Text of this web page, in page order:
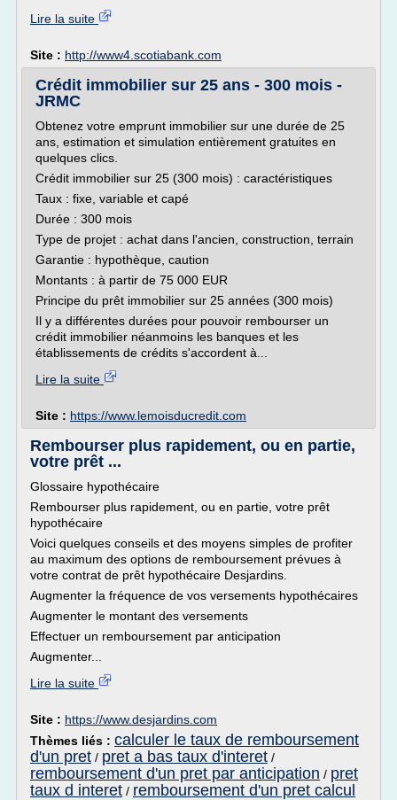
Lire la suite
Site : http://www4.scotiabank.com
Crédit immobilier sur 25 ans - 300 mois -
JRMC
Obtenez votre emprunt immobilier sur une durée de 25
ans, estimation et simulation entièrement gratuites en
quelques clics.
Crédit immobilier sur 25 (300 mois) : caractéristiques
Taux : fixe, variable et capé
Durée : 300 mois
Type de projet : achat dans l'ancien, construction, terrain
Garantie : hypothèque, caution
Montants : à partir de 75 000 EUR
Principe du prêt immobilier sur 25 années (300 mois)
Il y a différentes durées pour pouvoir rembourser un
crédit immobilier néanmoins les banques et les
établissements de crédits s'accordent à...
Lire la suite
Site : https://www.lemoisducredit.com
Rembourser plus rapidement, ou en partie,
votre prêt ...
Glossaire hypothécaire
Rembourser plus rapidement, ou en partie, votre prêt
hypothécaire
Voici quelques conseils et des moyens simples de profiter
au maximum des options de remboursement prévues à
votre contrat de prêt hypothécaire Desjardins.
Augmenter la fréquence de vos versements hypothécaires
Augmenter le montant des versements
Effectuer un remboursement par anticipation
Augmenter...
Lire la suite
Site : https://www.desjardins.com
Thèmes liés : calculer le taux de remboursement
d'un pret / pret a bas taux d'interet /
remboursement d'un pret par anticipation / pret
taux d interet / remboursement d'un pret calcul